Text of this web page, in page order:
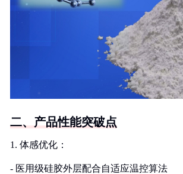
二、产品性能突破点
1. 体感优化：
- 医用级硅胶外层配合自适应温控算法